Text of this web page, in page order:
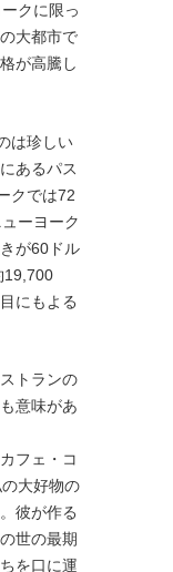
クに限っ
大都市で
が高騰し
は珍しい
あるパス
クでは72
ーヨーク
が60ドル
19,700
にもよる
トランの
意味があ
フェ・コ
大好物の
彼が作る
世の最期
を口に運